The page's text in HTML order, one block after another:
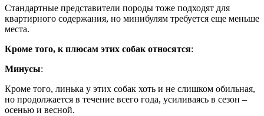
Стандартные представители породы тоже подходят для
квартирного содержания, но минибулям требуется еще меньше
места.
Кроме того, к плюсам этих собак относятся:
Минусы:
Кроме того, линька у этих собак хоть и не слишком обильная,
но продолжается в течение всего года, усиливаясь в сезон –
осенью и весной.